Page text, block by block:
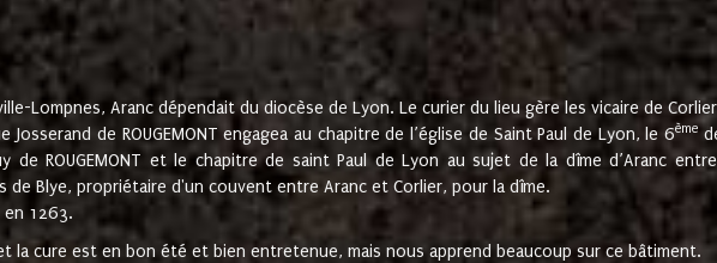
Lompnes, Aranc dépendait du diocèse de Lyon. Le curier du lieu gère les vicaire de
Josserand de ROUGEMONT engagea au chapitre de l’église de Saint Paul de Lyon, le 6ème
ROUGEMONT et le chapitre de saint Paul de Lyon au sujet de la dîme d’Aranc
de Blye, propriétaire d'un couvent entre Aranc et Corlier, pour la dîme.
en 1263.
cure est en bon été et bien entretenue, mais nous apprend beaucoup sur ce bâtiment.